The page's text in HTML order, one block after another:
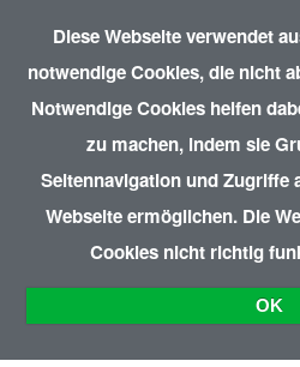
Diese Webseite verwendet
notwendige Cookies, die nicht
Notwendige Cookies helfen
zu machen, indem sie
Seitennavigation und Zugriffe
Webseite ermöglichen. Die
Cookies nicht richtig
OK